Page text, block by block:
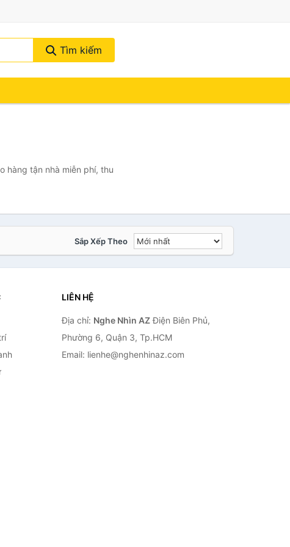
Tìm kiếm
hàng tận nhà miễn phí, thu
Sắp Xếp Theo
LIÊN HỆ
Địa chỉ: Nghe Nhìn AZĐiện Biên Phủ,
Phường 6, Quận 3, Tp.HCM
Email: lienhe@nghenhinaz.com